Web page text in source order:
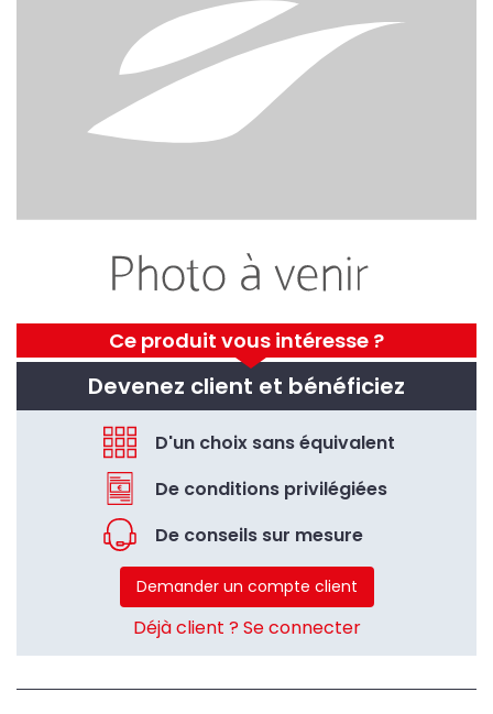
Ce produit vous intéresse ?
Devenez client et bénéficiez
D'un choix sans équivalent
De conditions privilégiées
De conseils sur mesure
Demander un compte client
Déjà client ? Se connecter